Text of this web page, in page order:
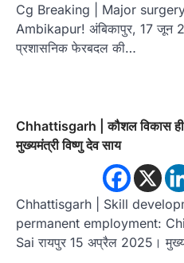
Cg Breaking | Major
Ambikapur! अंबिकापुर, 17 जून
प्रशासनिक फेरबदल की…
Chhattisgarh | कौशल विकास ही
मुख्यमंत्री विष्णु देव साय
Chhattisgarh | Skill
permanent employment:
Sai रायपुर 15 अप्रैल 2025।